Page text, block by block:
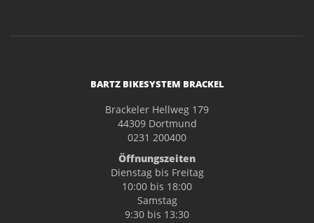
BARTZ BIKESYSTEM BRACKEL
Brackeler Hellweg 179
44309 Dortmund
0231 200400
Öffnungszeiten
Dienstag bis Freitag
10:00 bis 18:00
Samstag
9:30 bis 13:30